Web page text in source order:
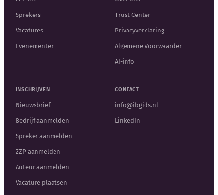
Sprekers
Vacatures
Evenementen
Trust Center
Privacyverklaring
Algemene Voorwaarden
AI-info
INSCHRIJVEN
Nieuwsbrief
Bedrijf aanmelden
Spreker aanmelden
ZZP aanmelden
Auteur aanmelden
Vacature plaatsen
CONTACT
info@ibgids.nl
LinkedIn